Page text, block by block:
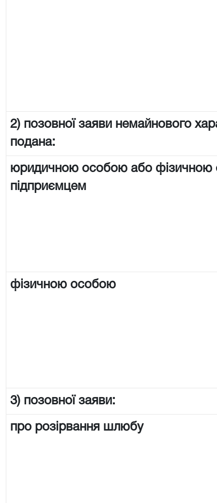
2) позовної заяви немайнового
подана:
юридичною особою або
підприємцем
фізичною особою
3) позовної заяви:
про розірвання шлюбу